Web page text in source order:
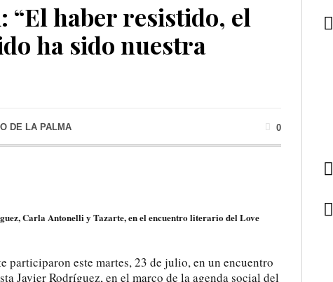
“El haber resistido, el
ha sido nuestra
DE LA PALMA 0
Carla Antonelli y Tazarte, en el encuentro literario del Love
participaron este martes, 23 de julio, en un encuentro
Javier Rodríguez, en el marco de la agenda social del